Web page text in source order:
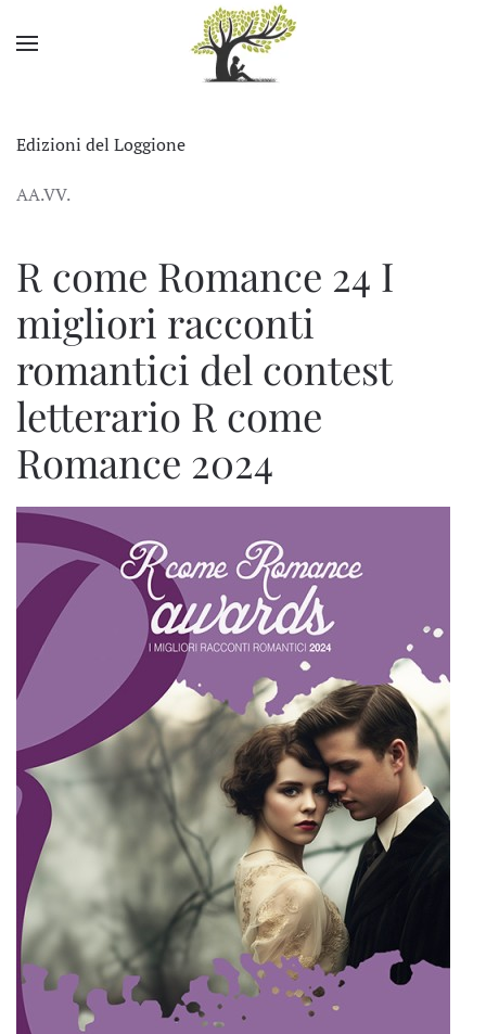
Skip to main content
Edizioni del Loggione
AA.VV.
R come Romance 24 I
migliori racconti
romantici del contest
letterario R come
Romance 2024